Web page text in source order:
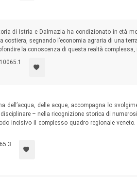
di Istria e Dalmazia ha condizionato in età
costiera, segnando l’economia agraria di una
la conoscenza di questa realtà complessa,
dell’acqua, delle acque, accompagna lo
– nella ricognizione storica di
incisivo il complesso quadro regionale
del clima e del turismo, ponendo
del territorio e del paesaggio.